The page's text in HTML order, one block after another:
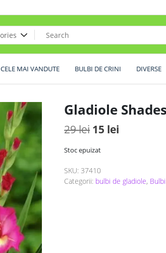
CELE MAI VANDUTE BULBI DE CRINI DIVERSE
Gladiole
29lei Prețul
inițial
fost:
15 lei
15 lei.
Stoc epuizat
SKU:37410
Categorii: bulbi de gladiole,